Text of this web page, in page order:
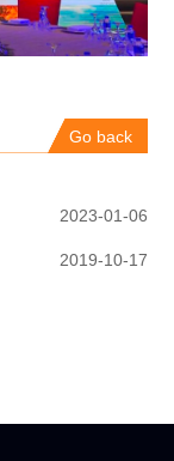
Go back
2023-01-06
2019-10-17